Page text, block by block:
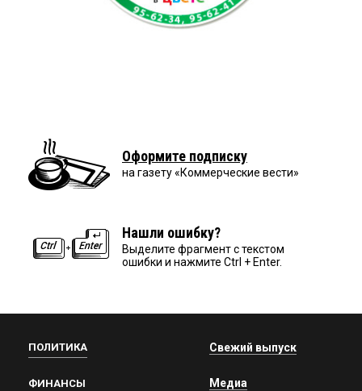
Оформите подписку
на газету «Коммерческие вести»
Нашли ошибку?
Выделите фрагмент с текстом
ошибки и нажмите Ctrl + Enter.
ПОЛИТИКА
ФИНАНСЫ
Свежий выпуск
Медиа